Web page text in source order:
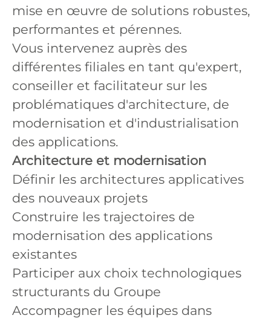
mise en œuvre de solutions robustes,
performantes et pérennes.
Vous intervenez auprès des
différentes filiales en tant qu'expert,
conseiller et facilitateur sur les
problématiques d'architecture, de
modernisation et d'industrialisation
des applications.
Architecture et modernisation
Définir les architectures applicatives
des nouveaux projets
Construire les trajectoires de
modernisation des applications
existantes
Participer aux choix technologiques
structurants du Groupe
Accompagner les équipes dans